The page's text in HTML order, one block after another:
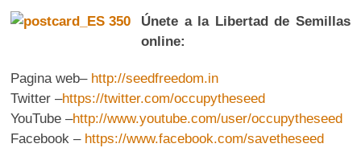
Únete a la Libertad de Semillas
online:
Pagina web– http://seedfreedom.in
Twitter –https://twitter.com/occupytheseed
YouTube –http://www.youtube.com/user/occupytheseed
Facebook – https://www.facebook.com/savetheseed